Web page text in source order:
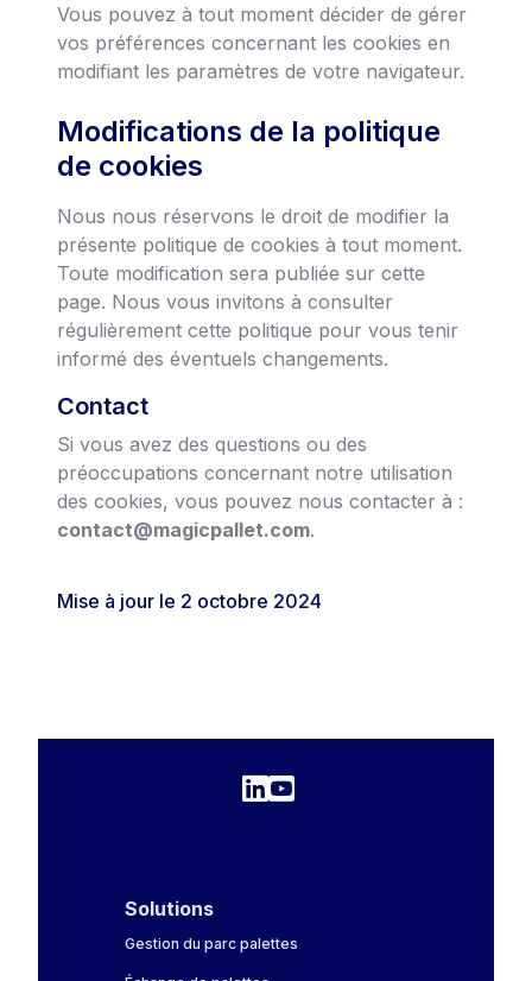
Vous pouvez à tout moment décider de gérer
vos préférences concernant les cookies en
modifiant les paramètres de votre navigateur.
Modifications de la politique
de cookies
Nous nous réservons le droit de modifier la
présente politique de cookies à tout moment.
Toute modification sera publiée sur cette
page. Nous vous invitons à consulter
régulièrement cette politique pour vous tenir
informé des éventuels changements.
Contact
Si vous avez des questions ou des
préoccupations concernant notre utilisation
des cookies, vous pouvez nous contacter à :
contact@magicpallet.com.
Mise à jour le 2 octobre 2024
Solutions
Gestion du parc palettes